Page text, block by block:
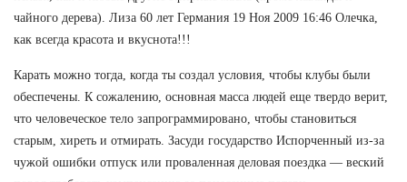
чайного дерева). Лиза 60 лет Германия 19 Ноя 2009 16:46 Олечка,
как всегда красота и вкуснота!!!
Карать можно тогда, когда ты создал условия, чтобы клубы были
обеспечены. К сожалению, основная масса людей еще твердо верит,
что человеческое тело запрограммировано, чтобы становиться
старым, хиреть и отмирать. Засуди государство Испорченный из-за
чужой ошибки отпуск или проваленная деловая поездка — веский